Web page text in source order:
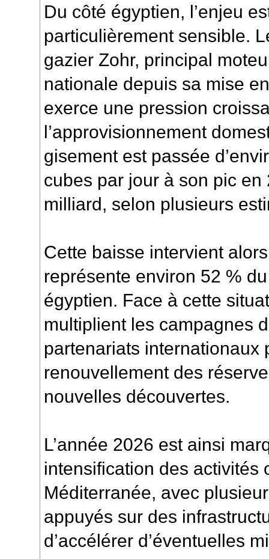
Du côté égyptien, l’enjeu
particulièrement sensible.
gazier Zohr, principal
nationale depuis sa mise
exerce une pression
l’approvisionnement
gisement est passée
cubes par jour à son pic
milliard, selon plusieurs
Cette baisse intervient
représente environ 52 %
égyptien. Face à cette
multiplient les campagnes
partenariats internationaux
renouvellement des
nouvelles découvertes.
L’année 2026 est ainsi
intensification des activités
Méditerranée, avec
appuyés sur des
d’accélérer d’éventuelles